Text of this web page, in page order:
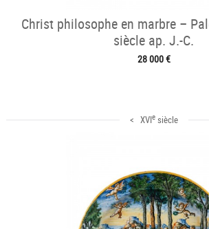
Christ philosophe en marbre –
siècle ap. J.-C.
28 000 €
< XVIesiècle